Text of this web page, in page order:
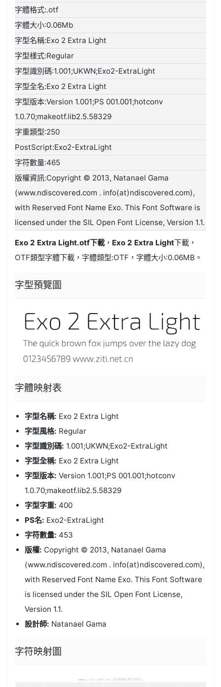
字體格式:.otf
字體大小:0.06Mb
字型名稱:Exo 2 Extra Light
字型樣式:Regular
字型識別碼:1.001;UKWN;Exo2-ExtraLight
字型全名:Exo 2 Extra Light
字型版本:Version 1.001;PS 001.001;hotconv
1.0.70;makeotf.lib2.5.58329
字重類型:250
PostScript:Exo2-ExtraLight
字符數量:465
版權資訊:Copyright © 2013, Natanael Gama
(www.ndiscovered.com . info(at)ndiscovered.com),
with Reserved Font Name Exo. This Font Software is
licensed under the SIL Open Font License, Version 1.1.
Exo 2 Extra Light.otf下載， Exo 2 Extra Light下載，
OTF類型字體下載，字體類型:OTF ，字體大小:0.06MB。
字型預覽圖
字體映射表
字型名稱: Exo 2 Extra Light
字型風格: Regular
字型識別碼: 1.001;UKWN;Exo2-ExtraLight
字型全稱: Exo 2 Extra Light
字型版本: Version 1.001;PS 001.001;hotconv
1.0.70;makeotf.lib2.5.58329
字型字重: 400
PS名: Exo2-ExtraLight
字符數量: 453
版權: Copyright © 2013, Natanael Gama
(www.ndiscovered.com . info(at)ndiscovered.com),
with Reserved Font Name Exo. This Font Software
is licensed under the SIL Open Font License,
Version 1.1.
設計師: Natanael Gama
字符映射圖